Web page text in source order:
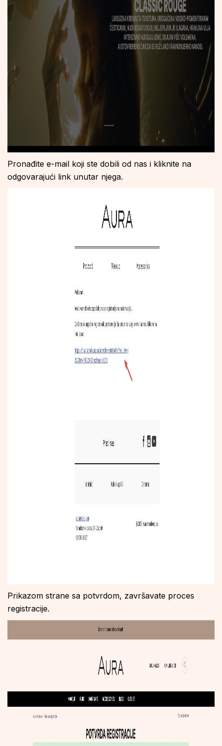
Pronađite e-mail koji ste dobili od nas i kliknite na
odgovarajući link unutar njega.
Prikazom strane sa potvrdom, završavate proces
registracije.